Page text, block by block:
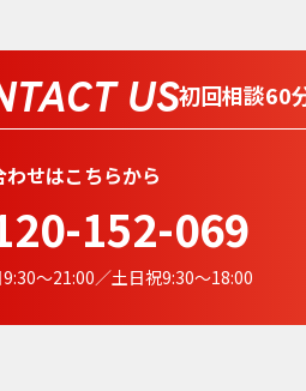
US初回相談60
わせはこちらから
152-069
〜21:00／土日祝9:30〜18:00